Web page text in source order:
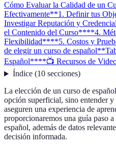
Cómo Evaluar la Calidad de un
Efectivamente**1. Definir tus
Investigar Reputación y
el Contenido del Curso****4.
Flexibilidad****5. Costos y
de elegir un curso de español
Español****📺 Recursos de
Índice(10 secciones)
La elección de un curso de
opción superficial, sino entender
aseguren una experiencia de
proporcionaremos una guía paso
español, además de datos
decisión informada.